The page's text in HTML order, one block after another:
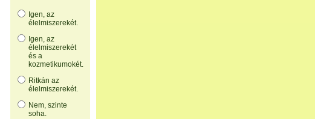
Igen, az
élelmiszerekét.
Igen, az
élelmiszerekét
és a
kozmetikumokét.
Ritkán az
élelmiszerekét.
Nem, szinte
soha.